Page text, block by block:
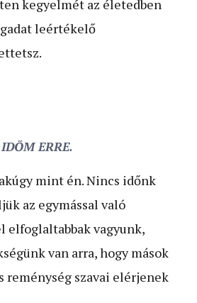
kegyelmét az életedben
leértékelő
ERRE.
mint én. Nincs időnk
az egymással való
elfoglaltabbak vagyunk,
van arra, hogy mások
reménység szavai elérjenek